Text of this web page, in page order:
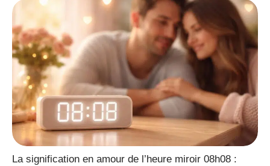
La signification en amour de l’heure miroir 08h08 :